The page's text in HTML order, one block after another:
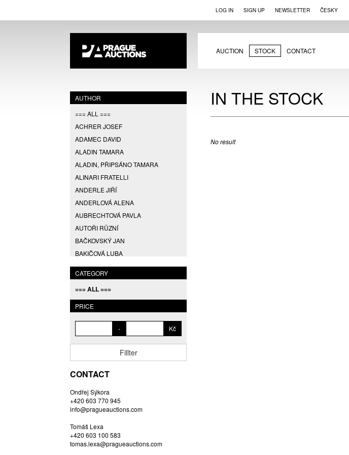
LOG IN SIGN UP NEWSLETTER ČESKY
AUCTION STOCK CONTACT
AUTHOR
=== ALL ===
ACHRER JOSEF
ADAMEC DAVID
ALADIN TAMARA
ALADIN, PŘIPSÁNO TAMARA
ALINARI FRATELLI
ANDERLE JIŘÍ
ANDERLOVÁ ALENA
AUBRECHTOVÁ PAVLA
AUTOŘI RŮZNÍ
BAČKOVSKÝ JAN
BAKIČOVÁ LUBA
BALCAR JIŘÍ
BALCAR KAREL
BALCAR MARTIN
BALÍČEK PETR
BARTKO MAREK
BARTOŇ DAVID
BASTL ROMAN
BAUCH JAN
BAUER VL.
BEDNÁŘOVÁ EVA
BĚHAL DOMINIK
CATEGORY
=== ALL ===
PRICE
- Kč
Fillter
CONTACT
Ondřej Sýkora
+420 603 770 945
info@pragueauctions.com
Tomáš Lexa
+420 603 100 583
tomas.lexa@pragueauctions.com
IN THE STOCK
No result